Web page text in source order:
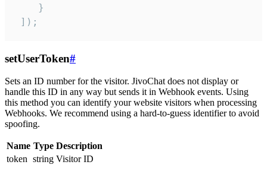
    }
]);
setUserToken#
Sets an ID number for the visitor. JivoChat does not display or
handle this ID in any way but sends it in Webhook events. Using
this method you can identify your website visitors when processing
Webhooks. We recommend using a hard-to-guess identifier to avoid
spoofing.
Name Type Description
token string Visitor ID